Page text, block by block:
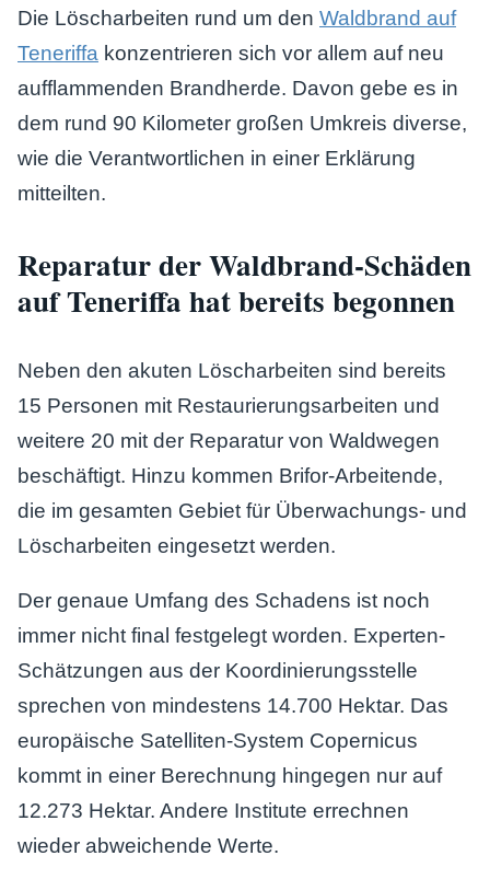
Die Löscharbeiten rund um den Waldbrand auf
Teneriffa konzentrieren sich vor allem auf neu
aufflammenden Brandherde. Davon gebe es in
dem rund 90 Kilometer großen Umkreis diverse,
wie die Verantwortlichen in einer Erklärung
mitteilten.
Reparatur der Waldbrand-Schäden
auf Teneriffa hat bereits begonnen
Neben den akuten Löscharbeiten sind bereits
15 Personen mit Restaurierungsarbeiten und
weitere 20 mit der Reparatur von Waldwegen
beschäftigt. Hinzu kommen Brifor-Arbeitende,
die im gesamten Gebiet für Überwachungs- und
Löscharbeiten eingesetzt werden.
Der genaue Umfang des Schadens ist noch
immer nicht final festgelegt worden. Experten-
Schätzungen aus der Koordinierungsstelle
sprechen von mindestens 14.700 Hektar. Das
europäische Satelliten-System Copernicus
kommt in einer Berechnung hingegen nur auf
12.273 Hektar. Andere Institute errechnen
wieder abweichende Werte.